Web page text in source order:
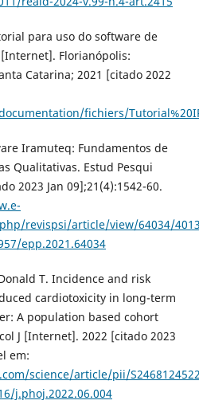
para uso do software de
Florianópolis:
Catarina; 2021 [citado 2022
fichiers/
Iramuteq: Fundamentos de
Qualitativas. Estud Pesqui
2023 Jan 09];21(4):1542-60.
revispsi/article/view/64034/
epp.2021.64034
T. Incidence and risk
cardiotoxicity in long-term
A population based cohort
J [Internet]. 2022 [citado 2023
em:
science/article/pii/
j.phoj.2022.06.004